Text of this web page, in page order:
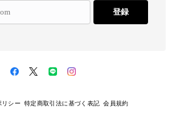
登録
リシー 特定商取引法に基づく表記 会員規約